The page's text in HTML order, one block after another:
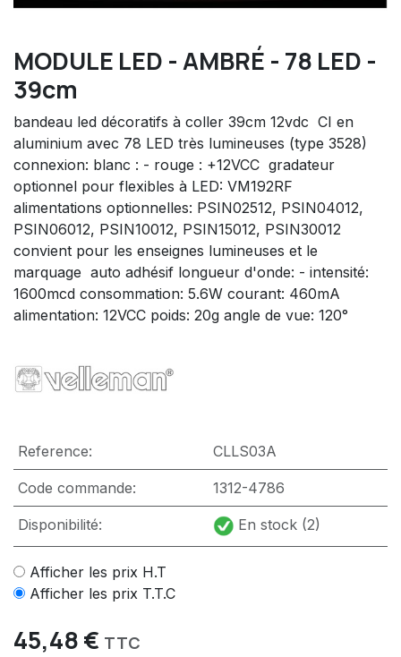
MODULE LED - AMBRÉ - 78 LED -
39cm
bandeau led décoratifs à coller 39cm 12vdc  CI en
aluminium avec 78 LED très lumineuses (type 3528) 
connexion: blanc : - rouge : +12VCC  gradateur
optionnel pour flexibles à LED: VM192RF 
alimentations optionnelles: PSIN02512, PSIN04012,
PSIN06012, PSIN10012, PSIN15012, PSIN30012 
convient pour les enseignes lumineuses et le
marquage  auto adhésif longueur d'onde: - intensité:
1600mcd consommation: 5.6W courant: 460mA
alimentation: 12VCC poids: 20g angle de vue: 120°
Reference: CLLS03A
Code commande: 1312-4786
Disponibilité: En stock (2)
Afficher les prix H.T
Afficher les prix T.T.C
45,48€ TTC